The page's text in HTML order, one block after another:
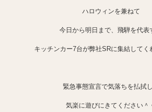
ハロウィンを兼ねて
今日から明日まで、飛騨を代表
キッチンカー7台が弊社SRに集結してく
緊急事態宣言で気落ちを払拭
気楽に遊びにきてください＾